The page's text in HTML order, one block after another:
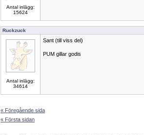
Antal inlägg:
15624
Ruckzuck
Antal inlägg:
34614
Sant (till viss del)
PUM gillar godis
« Föregående sida
« Första sidan